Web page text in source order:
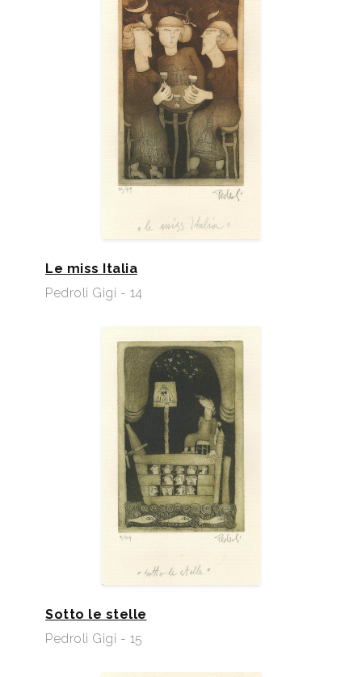
Le miss Italia
Pedroli Gigi - 14
Sotto le stelle
Pedroli Gigi - 15